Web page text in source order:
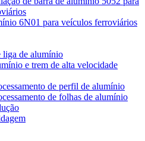
6N01 para veículos ferroviários
liga de alumínio
e trem de alta velocidade
de perfil de alumínio
de folhas de alumínio